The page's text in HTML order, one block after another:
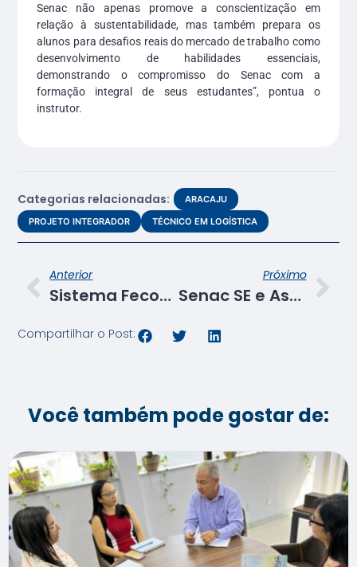
Senac não apenas promove a conscientização em
relação à sustentabilidade, mas também prepara os
alunos para desafios reais do mercado de trabalho como
desenvolvimento de habilidades essenciais,
demonstrando o compromisso do Senac com a
formação integral de seus estudantes”, pontua o
instrutor.
Categorias relacionadas:
ARACAJU
PROJETO INTEGRADOR
TÉCNICO EM LOGÍSTICA
Anterior
Sistema Fecomércio de Sergipe promove evento de empreendedorismo em Itabaiana
Próximo
Senac SE e Astra firmam convênio para oferta de cursos ao público LGBT
Compartilhar o Post:
Você também pode gostar de: